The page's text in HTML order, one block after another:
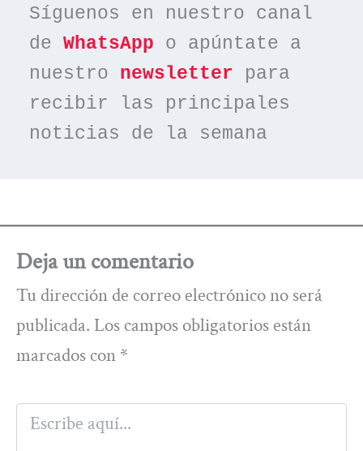
Síguenos en nuestro canal
de WhatsApp o apúntate a
nuestro newsletter para
recibir las principales
noticias de la semana
Deja un comentario
Tu dirección de correo electrónico no será
publicada. Los campos obligatorios están
marcados con *
Escribe
aquí...